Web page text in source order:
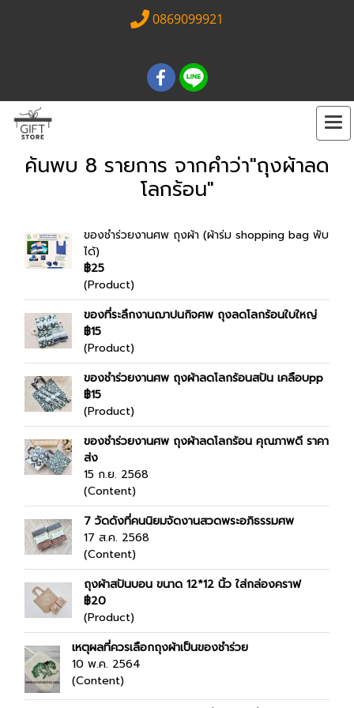
0869099921
ค้นพบ 8 รายการ จากคำว่า"ถุงผ้าลด
โลกร้อน"
ของชำร่วยงานศพ ถุงผ้า (ผ้าร่ม shopping bag พับ
ได้)
฿25
(Product)
ของที่ระลึกงานฌาปนกิจศพ ถุงลดโลกร้อนใบใหญ่
฿15
(Product)
ของชำร่วยงานศพ ถุงผ้าลดโลกร้อนสปัน เคลือบpp
฿15
(Product)
ของชำร่วยงานศพ ถุงผ้าลดโลกร้อน คุณภาพดี ราคา
ส่ง
15 ก.ย. 2568
(Content)
7 วัดดังที่คนนิยมจัดงานสวดพระอภิธรรมศพ
17 ส.ค. 2568
(Content)
ถุงผ้าสปันบอน ขนาด 12*12 นิ้ว ใส่กล่องคราฟ
฿20
(Product)
เหตุผลที่ควรเลือกถุงผ้าเป็นของชำร่วย
10 พ.ค. 2564
(Content)